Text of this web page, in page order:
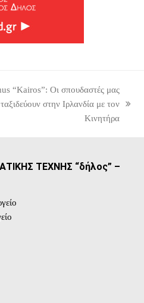
“Kairos”: Οι σπουδαστές μας
ταξιδεύουν στην Ιρλανδία με τον
Κινητήρα
ΤΕΧΝΗΣ “δήλος” –